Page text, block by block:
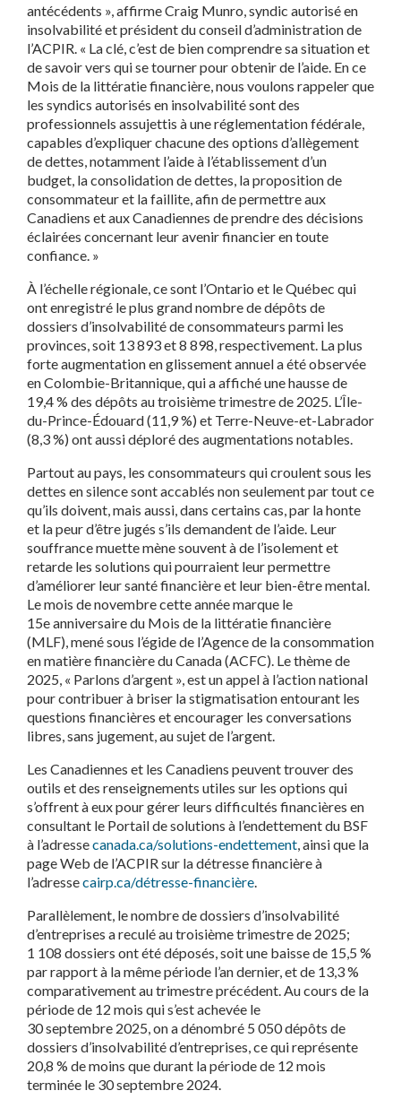
antécédents », affirme Craig Munro, syndic autorisé en
insolvabilité et président du conseil d’administration de
l’ACPIR. « La clé, c’est de bien comprendre sa situation et
de savoir vers qui se tourner pour obtenir de l’aide. En ce
Mois de la littératie financière, nous voulons rappeler que
les syndics autorisés en insolvabilité sont des
professionnels assujettis à une réglementation fédérale,
capables d’expliquer chacune des options d’allègement
de dettes, notamment l’aide à l’établissement d’un
budget, la consolidation de dettes, la proposition de
consommateur et la faillite, afin de permettre aux
Canadiens et aux Canadiennes de prendre des décisions
éclairées concernant leur avenir financier en toute
confiance. »
À l’échelle régionale, ce sont l’Ontario et le Québec qui
ont enregistré le plus grand nombre de dépôts de
dossiers d’insolvabilité de consommateurs parmi les
provinces, soit 13 893 et 8 898, respectivement. La plus
forte augmentation en glissement annuel a été observée
en Colombie-Britannique, qui a affiché une hausse de
19,4 % des dépôts au troisième trimestre de 2025. L’Île-
du-Prince-Édouard (11,9 %) et Terre-Neuve-et-Labrador
(8,3 %) ont aussi déploré des augmentations notables.
Partout au pays, les consommateurs qui croulent sous les
dettes en silence sont accablés non seulement par tout ce
qu’ils doivent, mais aussi, dans certains cas, par la honte
et la peur d’être jugés s’ils demandent de l’aide. Leur
souffrance muette mène souvent à de l’isolement et
retarde les solutions qui pourraient leur permettre
d’améliorer leur santé financière et leur bien-être mental.
Le mois de novembre cette année marque le
15e anniversaire du Mois de la littératie financière
(MLF), mené sous l’égide de l’Agence de la consommation
en matière financière du Canada (ACFC). Le thème de
2025, « Parlons d’argent », est un appel à l’action national
pour contribuer à briser la stigmatisation entourant les
questions financières et encourager les conversations
libres, sans jugement, au sujet de l’argent.
Les Canadiennes et les Canadiens peuvent trouver des
outils et des renseignements utiles sur les options qui
s’offrent à eux pour gérer leurs difficultés financières en
consultant le Portail de solutions à l’endettement du BSF
à l’adressecanada.ca/solutions-endettement, ainsi que la
page Web de l’ACPIR sur la détresse financière à
l’adressecairp.ca/détresse-financière.
Parallèlement, le nombre de dossiers d’insolvabilité
d’entreprises a reculé au troisième trimestre de 2025;
1 108 dossiers ont été déposés, soit une baisse de 15,5 %
par rapport à la même période l’an dernier, et de 13,3 %
comparativement au trimestre précédent. Au cours de la
période de 12 mois qui s’est achevée le
30 septembre 2025, on a dénombré 5 050 dépôts de
dossiers d’insolvabilité d’entreprises, ce qui représente
20,8 % de moins que durant la période de 12 mois
terminée le 30 septembre 2024.